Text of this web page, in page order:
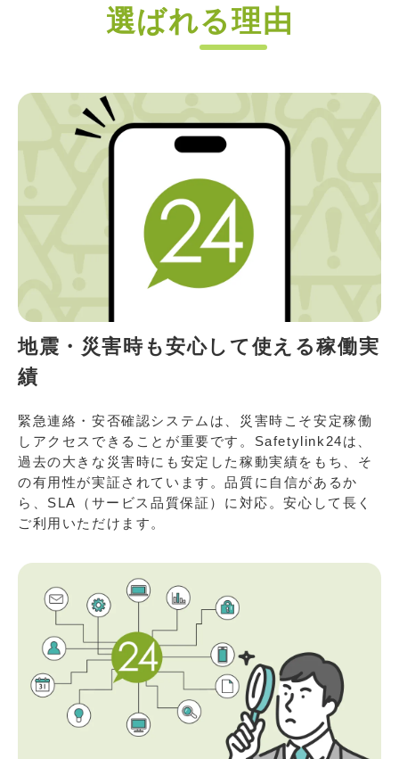
選ばれる理由
地震・災害時も安心して使える稼働実
績
緊急連絡・安否確認システムは、災害時こそ安定稼働
しアクセスできることが重要です。Safetylink24は、
過去の大きな災害時にも安定した稼動実績をもち、そ
の有用性が実証されています。品質に自信があるか
ら、SLA（サービス品質保証）に対応。安心して長く
ご利用いただけます。